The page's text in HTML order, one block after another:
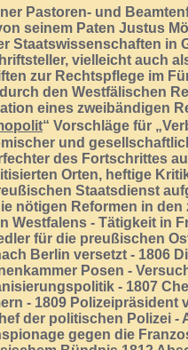
Pastoren- und
seinem Paten Justus
Staatswissenschaften in
vielleicht auch
zur Rechtspflege im
den Westfälischen
eines zweibändigen
“ Vorschläge für
und
des Fortschrittes
Orten, heftige
Staatsdienst
nötigen Reformen in
Westfalens - Tätigkeit in
für die preußischen
Berlin versetzt - 1806
Posen -
- 1807
- 1809 Polizeipräsident
der politischen Polizei -
gegen die